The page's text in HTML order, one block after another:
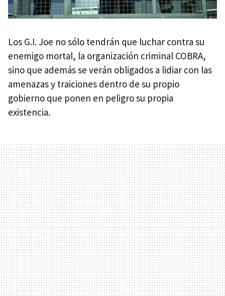
Los G.I. Joe no sólo tendrán que luchar contra su
enemigo mortal, la organización criminal COBRA,
sino que además se verán obligados a lidiar con las
amenazas y traiciones dentro de su propio
gobierno que ponen en peligro su propia
existencia.